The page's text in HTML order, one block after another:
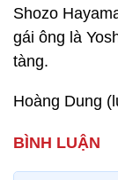
Shozo
gái ông là
tàng.
Hoàng Dung